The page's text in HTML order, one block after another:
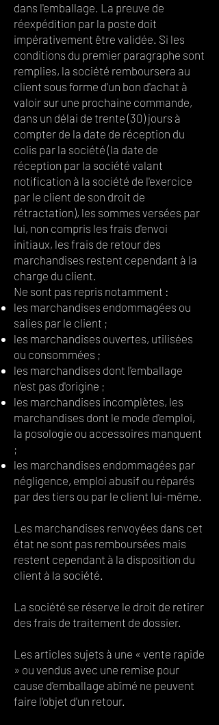
dans l'emballage. La preuve de
réexpédition par la poste doit
impérativement être validée. Si les
conditions du premier paragraphe sont
remplies, la société remboursera au
client sous forme d'un bon d'achat à
valoir sur une prochaine commande,
dans un délai de trente (30) jours à
compter de la date de réception du
colis par la société (la date de
réception par la société valant
notification à la société de l'exercice
par le client de son droit de
rétractation), les sommes versées par
lui, non compris les frais d'envoi
initiaux, les frais de retour des
marchandises restent cependant à la
charge du client.
Ne sont pas repris notamment :
les marchandises endommagées ou
salies par le client ;
les marchandises ouvertes, utilisées
ou consommées ;
les marchandises dont l'emballage
n'est pas d'origine ;
les marchandises incomplètes, les
marchandises dont le mode d'emploi,
la posologie ou accessoires manquent
;
les marchandises endommagées par
négligence, emploi abusif ou réparés
par des tiers ou par le client lui-même.
Les marchandises renvoyées dans cet
état ne sont pas remboursées mais
restent cependant à la disposition du
client à la société.
La société se réserve le droit de retirer
des frais de traitement de dossier.
Les articles sujets à une « vente rapide
» ou vendus avec une remise pour
cause d'emballage abîmé ne peuvent
faire l'objet d'un retour.